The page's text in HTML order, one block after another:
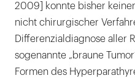
2009] konnte bisher
nicht chirurgischer
Differenzialdiagnose aller
sogenannte „braune
Formen des